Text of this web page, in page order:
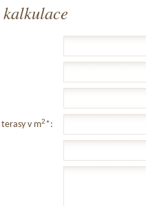
kalkulace
v m2*: